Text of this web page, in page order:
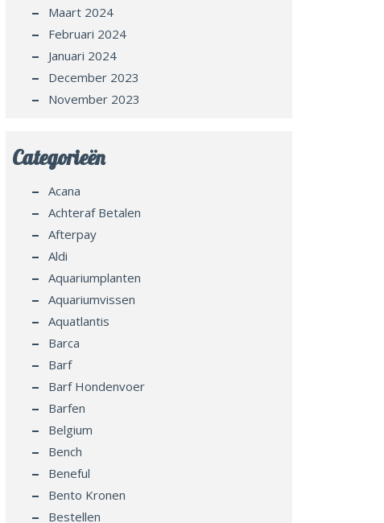
Maart 2024
Februari 2024
Januari 2024
December 2023
November 2023
Categorieën
Acana
Achteraf Betalen
Afterpay
Aldi
Aquariumplanten
Aquariumvissen
Aquatlantis
Barca
Barf
Barf Hondenvoer
Barfen
Belgium
Bench
Beneful
Bento Kronen
Bestellen